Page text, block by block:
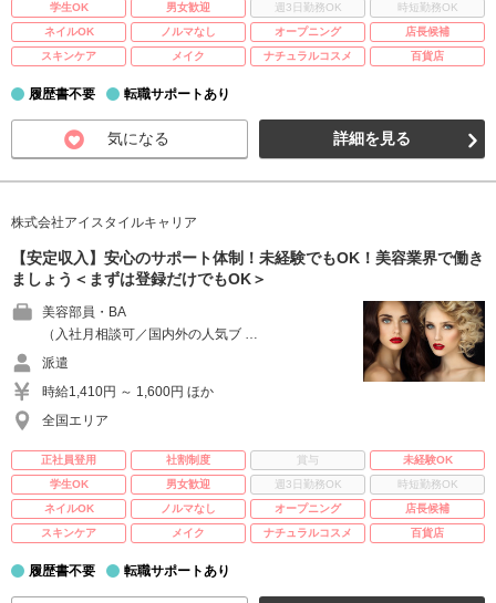
学生OK
男女歓迎 週3日勤務OK
時短勤務OK
ネイルOK
ノルマなし オープニング
店長候補
スキンケア
メイク ナチュラルコスメ 百貨店
履歴書不要 転職サポートあり
気になる 詳細を見る
株式会社アイスタイルキャリア
【安定収入】安心のサポート体制！未経験でもOK！美容業界で働き
ましょう＜まずは登録だけでもOK＞
美容部員・BA
（入社月相談可／国内外の人気ブ …
派遣
時給1,410円 ～ 1,600円 ほか
全国エリア
正社員登用 社割制度 賞与
未経験OK
学生OK
男女歓迎 週3日勤務OK
時短勤務OK
ネイルOK
ノルマなし オープニング
店長候補
スキンケア
メイク ナチュラルコスメ 百貨店
履歴書不要 転職サポートあり